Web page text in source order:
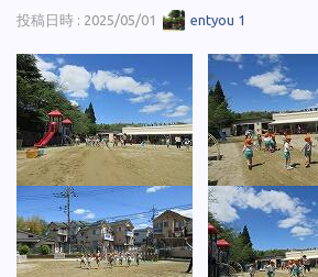
投稿日時 : 2025/05/01 entyou 1